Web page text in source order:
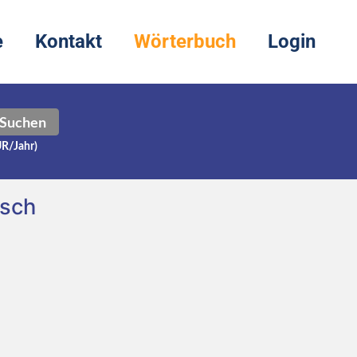
Kontakt Wörterbuch Login
Suchen
Jahr)